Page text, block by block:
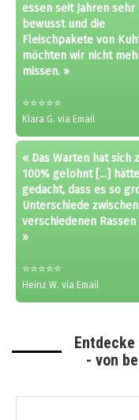
essen seit Jahren sehr
bewusst und die
Fleischpakete von
möchten wir nicht
missen. »
⭐⭐⭐⭐⭐
Klara G. via Email
« Das Warten hat sich
100% gelohnt [...]
gedacht, dass es so
Unterschiede
verschiedenen Rassen
»
⭐⭐⭐⭐⭐
Heinz W. via Email
- von